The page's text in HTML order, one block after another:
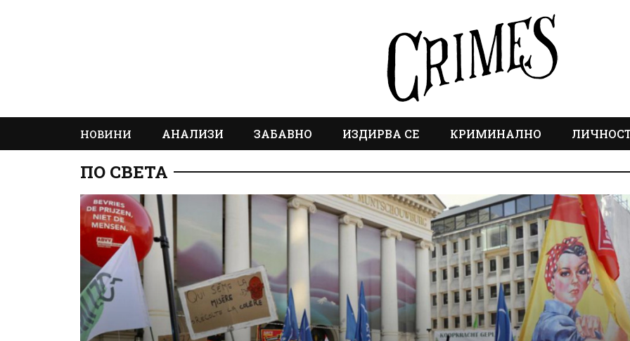
НОВИНИ АНАЛИЗИ ЗАБАВНО ИЗДИРВА СЕ КРИМИНАЛНО
ПО СВЕТА